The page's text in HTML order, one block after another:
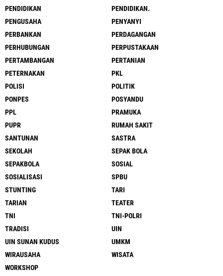
PENDIDIKAN
PENDIDIKAN.
PENGUSAHA
PENYANYI
PERBANKAN
PERDAGANGAN
PERHUBUNGAN
PERPUSTAKAAN
PERTAMBANGAN
PERTANIAN
PETERNAKAN
PKL
POLISI
POLITIK
PONPES
POSYANDU
PPL
PRAMUKA
PUPR
RUMAH SAKIT
SANTUNAN
SASTRA
SEKOLAH
SEPAK BOLA
SEPAKBOLA
SOSIAL
SOSIALISASI
SPBU
STUNTING
TARI
TARIAN
TEATER
TNI
TNI-POLRI
TRADISI
UIN
UIN SUNAN KUDUS
UMKM
WIRAUSAHA
WISATA
WORKSHOP